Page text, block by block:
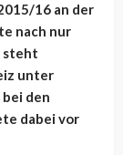
16 an der
nach nur
steht
unter
den
dabei vor